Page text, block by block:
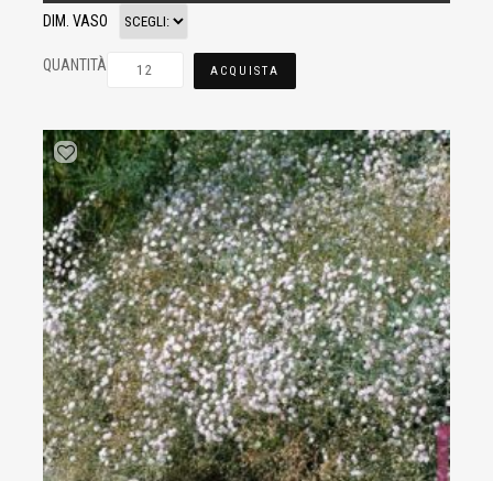
DIM. VASO
QUANTITÀ ACQUISTA